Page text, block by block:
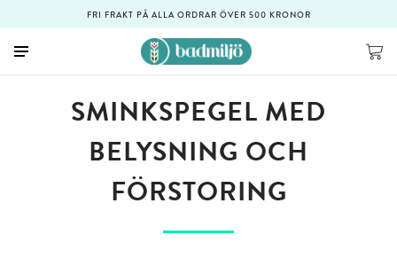
FRI FRAKT PÅ ALLA ORDRAR ÖVER 500 KRONOR
SMINKSPEGEL MED
BELYSNING OCH
FÖRSTORING